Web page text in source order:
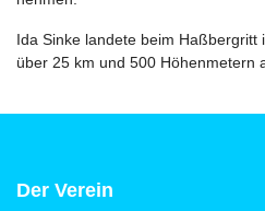
Ida Sinke landete beim Haßbergritt
über 25 km und 500 Höhenmetern
Der Verein